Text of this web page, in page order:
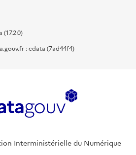
: cdata (7ad44f4)
Interministérielle du Numérique